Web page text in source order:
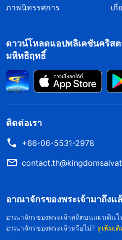
ภาพนิทรรศการ
เกี่
ดาวน์โหลดแอปพลิเคชันคริสต
มหิทธิฤทธิ์
ติดต่อเรา
+66-06-5531-2978
อาณาจักรของพระเจ้ามาถึงแ
อาณาจักรของพระเจ้าสถิตบนแผ่นดิน
อาณาจักรของพระเจ้าหรือไม่? ดูเพิ่มเติ